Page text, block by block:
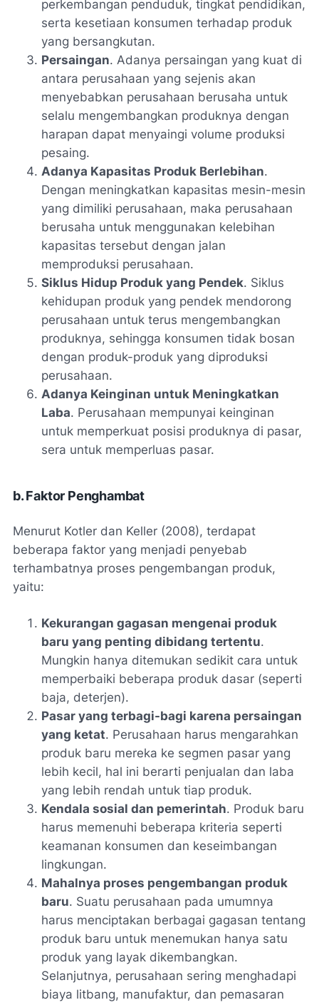
perkembangan penduduk, tingkat pendidikan,
serta kesetiaan konsumen terhadap produk
yang bersangkutan.
Persaingan. Adanya persaingan yang kuat di
antara perusahaan yang sejenis akan
menyebabkan perusahaan berusaha untuk
selalu mengembangkan produknya dengan
harapan dapat menyaingi volume produksi
pesaing.
Adanya Kapasitas Produk Berlebihan.
Dengan meningkatkan kapasitas mesin-mesin
yang dimiliki perusahaan, maka perusahaan
berusaha untuk menggunakan kelebihan
kapasitas tersebut dengan jalan
memproduksi perusahaan.
Siklus Hidup Produk yang Pendek. Siklus
kehidupan produk yang pendek mendorong
perusahaan untuk terus mengembangkan
produknya, sehingga konsumen tidak bosan
dengan produk-produk yang diproduksi
perusahaan.
Adanya Keinginan untuk Meningkatkan
Laba. Perusahaan mempunyai keinginan
untuk memperkuat posisi produknya di pasar,
sera untuk memperluas pasar.
b. Faktor Penghambat
Menurut Kotler dan Keller (2008), terdapat
beberapa faktor yang menjadi penyebab
terhambatnya proses pengembangan produk,
yaitu:
Kekurangan gagasan mengenai produk
baru yang penting dibidang tertentu.
Mungkin hanya ditemukan sedikit cara untuk
memperbaiki beberapa produk dasar (seperti
baja, deterjen).
Pasar yang terbagi-bagi karena persaingan
yang ketat. Perusahaan harus mengarahkan
produk baru mereka ke segmen pasar yang
lebih kecil, hal ini berarti penjualan dan laba
yang lebih rendah untuk tiap produk.
Kendala sosial dan pemerintah. Produk baru
harus memenuhi beberapa kriteria seperti
keamanan konsumen dan keseimbangan
lingkungan.
Mahalnya proses pengembangan produk
baru. Suatu perusahaan pada umumnya
harus menciptakan berbagai gagasan tentang
produk baru untuk menemukan hanya satu
produk yang layak dikembangkan.
Selanjutnya, perusahaan sering menghadapi
biaya litbang, manufaktur, dan pemasaran